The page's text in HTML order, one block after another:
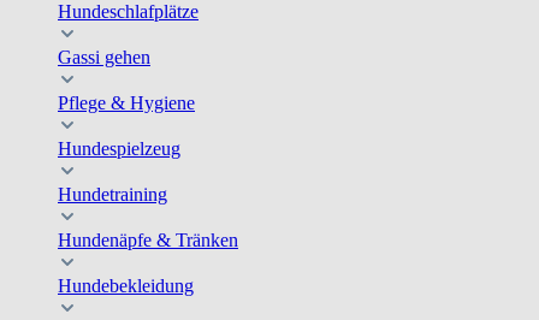
Hundeschlafplätze
Gassi gehen
Pflege & Hygiene
Hundespielzeug
Hundetraining
Hundenäpfe & Tränken
Hundebekleidung